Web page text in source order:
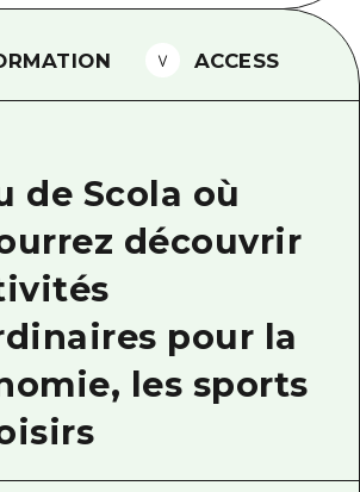
de Photos
sur le transport en
touristique
ACCESS
de Scola où
découvrir
pour la
les sports